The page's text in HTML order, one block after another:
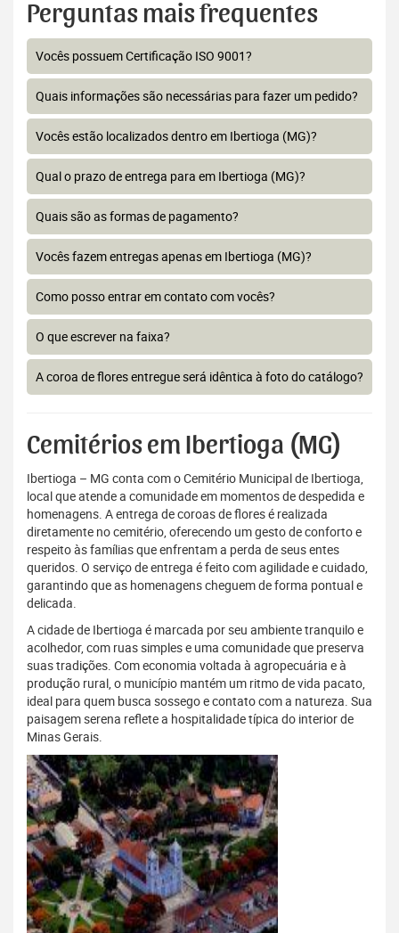
Perguntas mais frequentes
Vocês possuem Certificação ISO 9001?
Quais informações são necessárias para fazer um pedido?
Vocês estão localizados dentro em Ibertioga (MG)?
Qual o prazo de entrega para em Ibertioga (MG)?
Quais são as formas de pagamento?
Vocês fazem entregas apenas em Ibertioga (MG)?
Como posso entrar em contato com vocês?
O que escrever na faixa?
A coroa de flores entregue será idêntica à foto do catálogo?
Cemitérios em Ibertioga (MG)
Ibertioga – MG conta com o Cemitério Municipal de Ibertioga,
local que atende a comunidade em momentos de despedida e
homenagens. A entrega de coroas de flores é realizada
diretamente no cemitério, oferecendo um gesto de conforto e
respeito às famílias que enfrentam a perda de seus entes
queridos. O serviço de entrega é feito com agilidade e cuidado,
garantindo que as homenagens cheguem de forma pontual e
delicada.
A cidade de Ibertioga é marcada por seu ambiente tranquilo e
acolhedor, com ruas simples e uma comunidade que preserva
suas tradições. Com economia voltada à agropecuária e à
produção rural, o município mantém um ritmo de vida pacato,
ideal para quem busca sossego e contato com a natureza. Sua
paisagem serena reflete a hospitalidade típica do interior de
Minas Gerais.